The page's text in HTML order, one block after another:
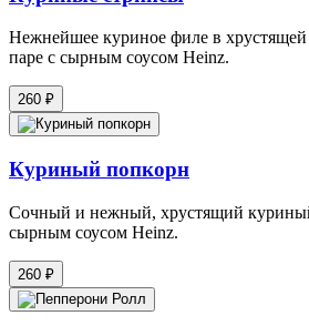
Нежнейшее куриное филе в хрустящей
паре с сырным соусом Heinz.
260 ₽
Куриный попкорн
Сочный и нежный, хрустящий
сырным соусом Heinz.
260 ₽